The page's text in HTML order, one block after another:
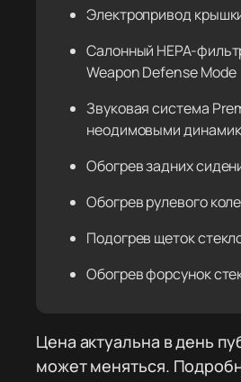
Электропривод
Салонный HEPA-
Weapon Defense Mode
Звуковая система
неодимовыми
Обогрев задних
Обогрев рулевого
Подогрев щеток
Обогрев форсунок
Цена актуальна в день
может меняться.